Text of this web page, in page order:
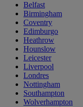
Belfast
Birmingham
Coventry
Edimburgo
Heathrow
Hounslow
Leicester
Liverpool
Londres
Nottingham
Southampton
Wolverhampton